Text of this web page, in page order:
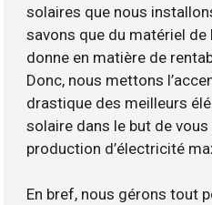
solaires que nous
savons que du matériel
donne en matière de
Donc, nous mettons
drastique des meilleurs
solaire dans le but de
production d’électricité
En bref, nous gérons tout